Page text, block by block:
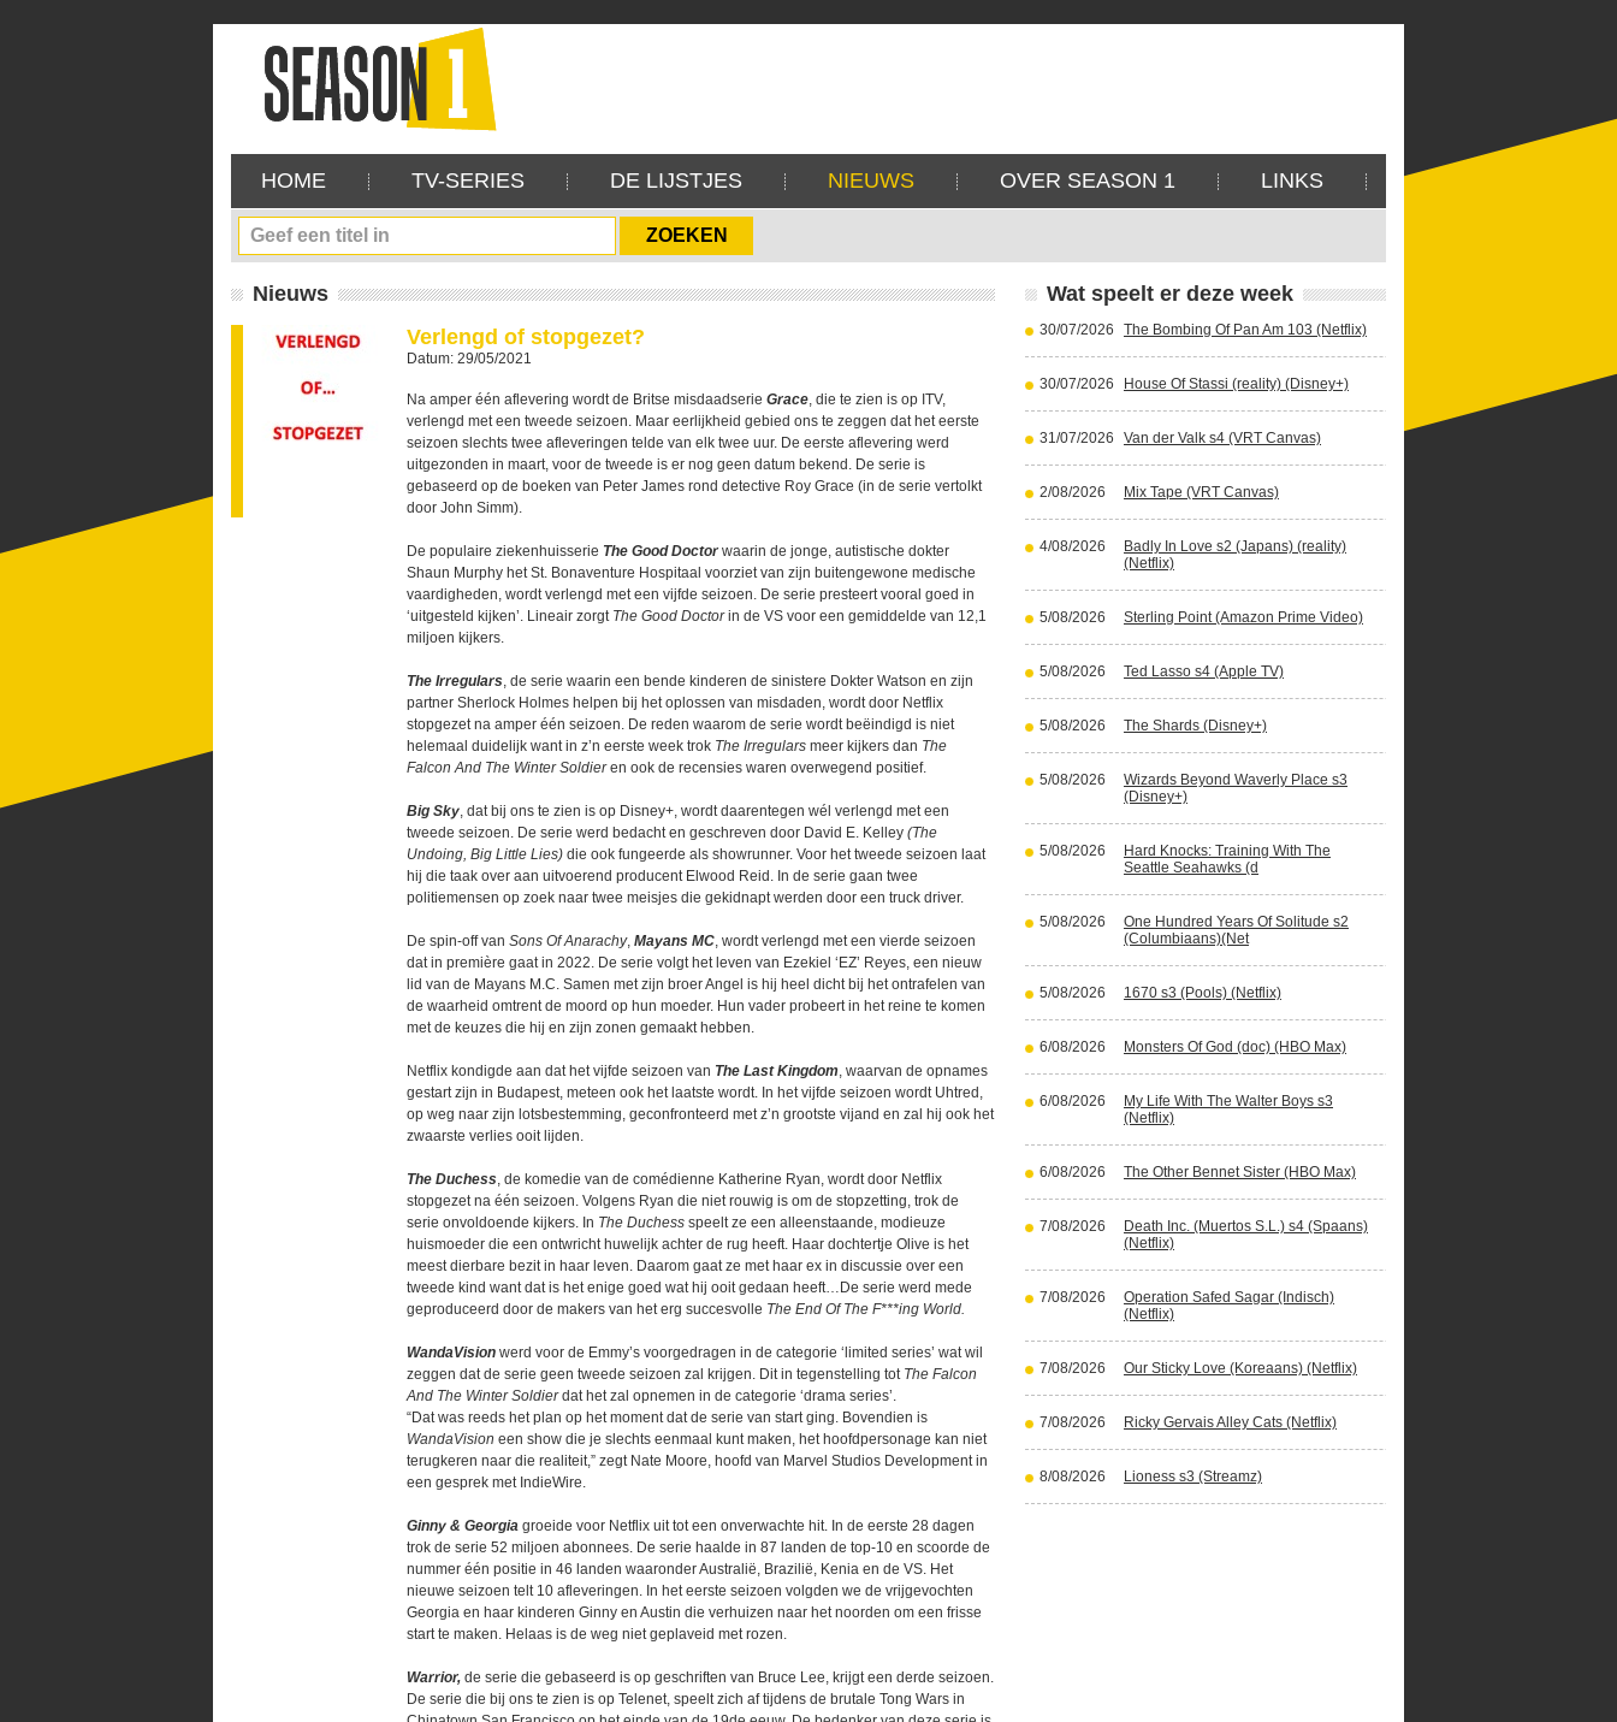
HOME TV-SERIES DE LIJSTJES NIEUWS OVER SEASON 1 LINKS
Nieuws
Verlengd of stopgezet?
Datum: 29/05/2021
Na amper één aflevering wordt de Britse misdaadserie Grace, die te zien is op ITV,
verlengd met een tweede seizoen. Maar eerlijkheid gebied ons te zeggen dat het eerste
seizoen slechts twee afleveringen telde van elk twee uur. De eerste aflevering werd
uitgezonden in maart, voor de tweede is er nog geen datum bekend. De serie is
gebaseerd op de boeken van Peter James rond detective Roy Grace (in de serie vertolkt
door John Simm).
De populaire ziekenhuisserie The Good Doctorwaarin de jonge, autistische dokter
Shaun Murphy het St. Bonaventure Hospitaal voorziet van zijn buitengewone medische
vaardigheden, wordt verlengd met een vijfde seizoen. De serie presteert vooral goed in
‘uitgesteld kijken’. Lineair zorgt The Good Doctorin de VS voor een gemiddelde van 12,1
miljoen kijkers.
The Irregulars, de serie waarin een bende kinderen de sinistere Dokter Watson en zijn
partner Sherlock Holmes helpen bij het oplossen van misdaden, wordt door Netflix
stopgezet na amper één seizoen. De reden waarom de serie wordt beëindigd is niet
helemaal duidelijk want in z’n eerste week trok The Irregulars meer kijkers dan The
Falcon And The Winter Soldieren ook de recensies waren overwegend positief.
Big Sky, dat bij ons te zien is op Disney+, wordt daarentegen wél verlengd met een
tweede seizoen. De serie werd bedacht en geschreven door David E. Kelley (The
Undoing, Big Little Lies) die ook fungeerde als showrunner. Voor het tweede seizoen laat
hij die taak over aan uitvoerend producent Elwood Reid. In de serie gaan twee
politiemensen op zoek naar twee meisjes die gekidnapt werden door een truck driver.
De spin-off van Sons Of Anarachy, Mayans MC, wordt verlengd met een vierde seizoen
dat in première gaat in 2022. De serie volgt het leven van Ezekiel ‘EZ’ Reyes, een nieuw
lid van de Mayans M.C. Samen met zijn broer Angel is hij heel dicht bij het ontrafelen van
de waarheid omtrent de moord op hun moeder. Hun vader probeert in het reine te komen
met de keuzes die hij en zijn zonen gemaakt hebben.
Netflix kondigde aan dat het vijfde seizoen van The Last Kingdom, waarvan de opnames
gestart zijn in Budapest, meteen ook het laatste wordt. In het vijfde seizoen wordt Uhtred,
op weg naar zijn lotsbestemming, geconfronteerd met z’n grootste vijand en zal hij ook het
zwaarste verlies ooit lijden.
The Duchess, de komedie van de comédienne Katherine Ryan, wordt door Netflix
stopgezet na één seizoen. Volgens Ryan die niet rouwig is om de stopzetting, trok de
serie onvoldoende kijkers. In The Duchess speelt ze een alleenstaande, modieuze
huismoeder die een ontwricht huwelijk achter de rug heeft. Haar dochtertje Olive is het
meest dierbare bezit in haar leven. Daarom gaat ze met haar ex in discussie over een
tweede kind want dat is het enige goed wat hij ooit gedaan heeft…De serie werd mede
geproduceerd door de makers van het erg succesvolle The End Of The F***ing World.
WandaVision werd voor de Emmy’s voorgedragen in de categorie ‘limited series’ wat wil
zeggen dat de serie geen tweede seizoen zal krijgen. Dit in tegenstelling tot The Falcon
And The Winter Soldierdat het zal opnemen in de categorie ‘drama series’.
“Dat was reeds het plan op het moment dat de serie van start ging. Bovendien is
WandaVision een show die je slechts eenmaal kunt maken, het hoofdpersonage kan niet
terugkeren naar die realiteit,” zegt Nate Moore, hoofd van Marvel Studios Development in
een gesprek met IndieWire.
Ginny & Georgia groeide voor Netflix uit tot een onverwachte hit. In de eerste 28 dagen
trok de serie 52 miljoen abonnees. De serie haalde in 87 landen de top-10 en scoorde de
nummer één positie in 46 landen waaronder Australië, Brazilië, Kenia en de VS. Het
nieuwe seizoen telt 10 afleveringen. In het eerste seizoen volgden we de vrijgevochten
Georgia en haar kinderen Ginny en Austin die verhuizen naar het noorden om een frisse
start te maken. Helaas is de weg niet geplaveid met rozen.
Warrior, de serie die gebaseerd is op geschriften van Bruce Lee, krijgt een derde seizoen.
De serie die bij ons te zien is op Telenet, speelt zich af tijdens de brutale Tong Wars in
Wat speelt er deze week
30/07/2026 The Bombing Of Pan Am 103 (Netflix)
30/07/2026 House Of Stassi (reality) (Disney+)
31/07/2026 Van der Valk s4 (VRT Canvas)
2/08/2026 Mix Tape (VRT Canvas)
4/08/2026
Badly In Love s2 (Japans) (reality)
(Netflix)
5/08/2026 Sterling Point (Amazon Prime Video)
5/08/2026 Ted Lasso s4 (Apple TV)
5/08/2026 The Shards (Disney+)
5/08/2026
Wizards Beyond Waverly Place s3
(Disney+)
5/08/2026
Hard Knocks: Training With The
Seattle Seahawks (d
5/08/2026
One Hundred Years Of Solitude s2
(Columbiaans)(Net
5/08/2026 1670 s3 (Pools) (Netflix)
6/08/2026 Monsters Of God (doc) (HBO Max)
6/08/2026
My Life With The Walter Boys s3
(Netflix)
6/08/2026 The Other Bennet Sister (HBO Max)
7/08/2026
Death Inc. (Muertos S.L.) s4 (Spaans)
(Netflix)
7/08/2026
Operation Safed Sagar (Indisch)
(Netflix)
7/08/2026 Our Sticky Love (Koreaans) (Netflix)
7/08/2026 Ricky Gervais Alley Cats (Netflix)
8/08/2026 Lioness s3 (Streamz)